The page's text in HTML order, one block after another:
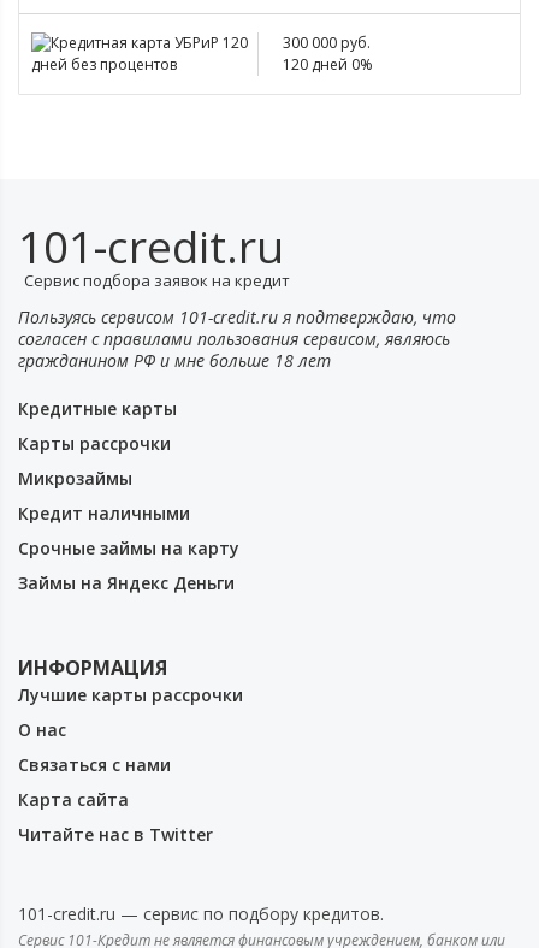
300 000 руб.
120 дней 0%
101-credit.ru
Сервис подбора заявок на кредит
Пользуясь сервисом 101-credit.ru я подтверждаю, что
согласен с правилами пользования сервисом, являюсь
гражданином РФ и мне больше 18 лет
Кредитные карты
Карты рассрочки
Микрозаймы
Кредит наличными
Срочные займы на карту
Займы на Яндекс Деньги
ИНФОРМАЦИЯ
Лучшие карты рассрочки
О нас
Связаться с нами
Карта сайта
Читайте нас в Twitter
101-credit.ru — сервис по подбору кредитов.
Сервис 101-Кредит не является финансовым учреждением, банком или